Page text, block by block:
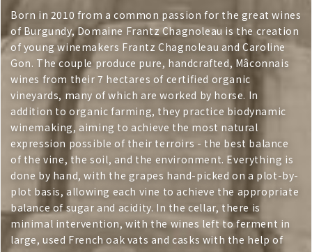
Born in 2010 from a common passion for the great wines
of Burgundy, Domaine Frantz Chagnoleau is the creation
of young winemakers Frantz Chagnoleau and Caroline
Gon. The couple produce pure, handcrafted, Mâconnais
wines from their 7 hectares of certified organic
vineyards, many of which are worked by horse. In
addition to organic farming, they practice biodynamic
winemaking, aiming to achieve the most natural
expression possible of their terroirs - the best balance
of the vine, the soil, and the environment. Everything is
done by hand, with the grapes hand-picked on a plot-by-
plot basis, allowing each vine to achieve the appropriate
balance of sugar and acidity. In the cellar, there is
minimal intervention, with the wines left to ferment in
large, used French oak vats and casks with the help of